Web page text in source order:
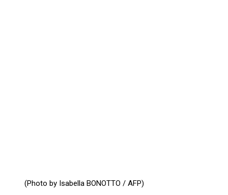
(Photo by Isabella BONOTTO / AFP)